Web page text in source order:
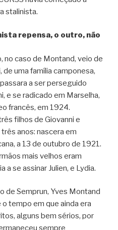
stalinista.
repensa, o outro, não
no caso de Montand, veio de
de uma família camponesa,
a ser perseguido
e se radicado em Marselha,
francês, em 1924.
filhos de Giovanni e
anos: nascera em
a 13 de outubro de 1921.
mais velhos eram
a se assinar Julien, e Lydia.
de Semprun, Yves Montand
tempo em que ainda era
alguns bem sérios, por
sempre